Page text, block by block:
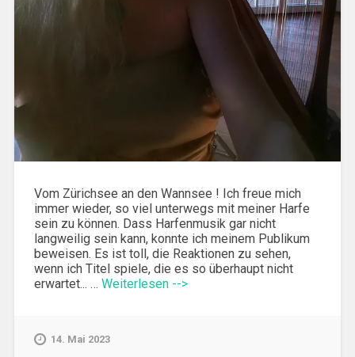
Vom Zürichsee an den Wannsee ! Ich freue mich
immer wieder, so viel unterwegs mit meiner Harfe
sein zu können. Dass Harfenmusik gar nicht
langweilig sein kann, konnte ich meinem Publikum
beweisen. Es ist toll, die Reaktionen zu sehen,
wenn ich Titel spiele, die es so überhaupt nicht
erwartet... … Weiterlesen -->
14. Mai 2023